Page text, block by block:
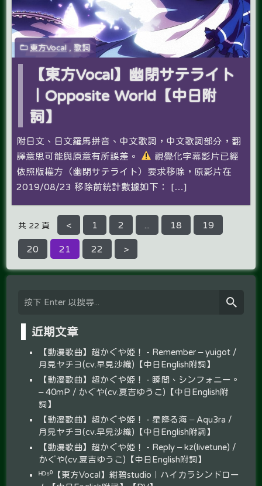
東方Vocal 歌詞
【東方Vocal】幽閉サテライト
｜Opposite World【中日附
詞】
附日文、日文羅馬拼音、中文歌詞，中文歌詞部分，翻
譯意思可能與原意有所誤差。
視覺化字幕影片已經
依照版權方（幽閉サテライト）要求移除，原影片在
2019/08/23 移除前統計數據如下： […]
共 22 頁 < 1 2 18 19
20 21 22 >
近期文章
【動漫歌曲】超かぐや姫！ - Remember – yuigot /
月見ヤチヨ(cv.早見沙織)【中日English附詞】
【動漫歌曲】超かぐや姫！ - 瞬間、シンフォニー。
– 40mP / かぐや(cv.夏吉ゆうこ)【中日English附
詞】
【動漫歌曲】超かぐや姫！ - 星降る海 – Aqu3ra /
月見ヤチヨ(cv.早見沙織)【中日English附詞】
【動漫歌曲】超かぐや姫！ - Reply – kz(livetune) /
かぐや(cv.夏吉ゆうこ)【中日English附詞】
ᴴᴰ⁶⁰【東方Vocal】紺碧studio｜ハイカラシンドロー